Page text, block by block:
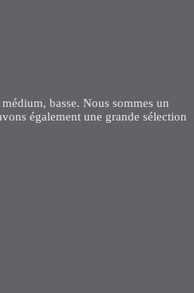
basse. Nous sommes un
également une grande sélection